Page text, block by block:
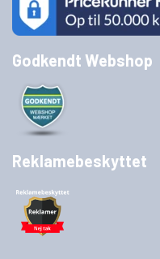
Godkendt Webshop
Reklamebeskyttet